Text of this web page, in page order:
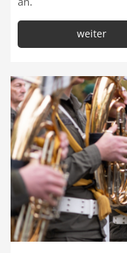
weiter